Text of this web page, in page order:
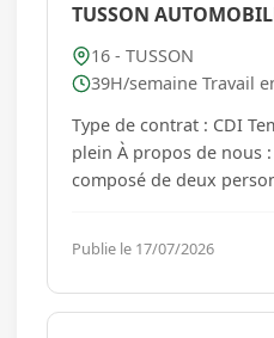
TUSSON
16 - TUSSON
39H/semaine Travail
Type de contrat : CDI
plein À propos de nous : Garage de proximité,
composé de deux
travail, la relation de
et un esprit d'équipe
intervenons sur tous...
Publie le 17/07/2026